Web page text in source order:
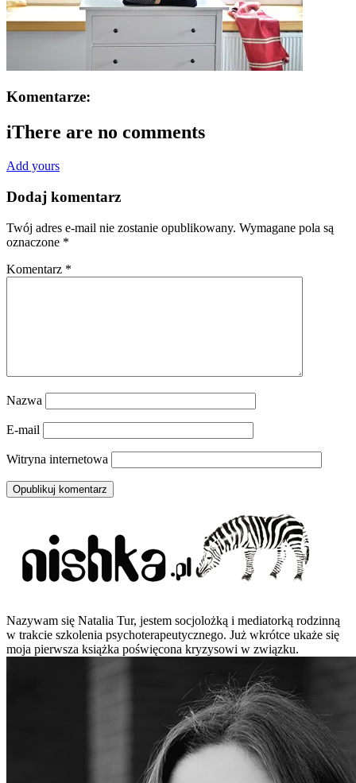
Komentarze:
iThere are no comments
Add yours
Dodaj komentarz
Twój adres e-mail nie zostanie opublikowany. Wymagane pola są
oznaczone *
Komentarz *
Nazwa
E-mail
Witryna internetowa
Nazywam się Natalia Tur, jestem socjolożką i mediatorką rodzinną
w trakcie szkolenia psychoterapeutycznego. Już wkrótce ukaże się
moja pierwsza książka poświęcona kryzysowi w związku.